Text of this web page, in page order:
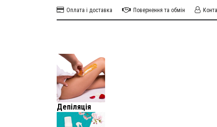
Оплата і доставка Повернення та обмін
Депіляція